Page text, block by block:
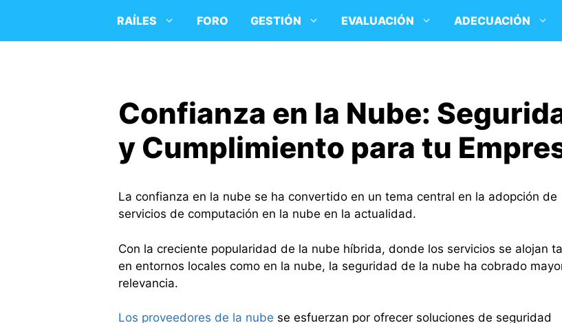
contenido
RAÍLES FORO GESTIÓN EVALUACIÓN ADECUACIÓN
Confianza en la Nube:
y Cumplimiento para tu
La confianza en la nube se ha convertido en un tema central en la adopción de
servicios de computación en la nube en la actualidad.
Con la creciente popularidad de la nube híbrida, donde los servicios se alojan
en entornos locales como en la nube, la seguridad de la nube ha cobrado
relevancia.
Los proveedores de la nube se esfuerzan por ofrecer soluciones de seguridad